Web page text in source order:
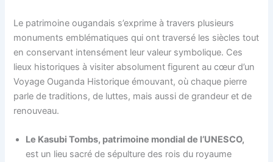
Le patrimoine ougandais s’exprime à travers plusieurs
monuments emblématiques qui ont traversé les siècles tout
en conservant intensément leur valeur symbolique. Ces
lieux historiques à visiter absolument figurent au cœur d’un
Voyage Ouganda Historique émouvant, où chaque pierre
parle de traditions, de luttes, mais aussi de grandeur et de
renouveau.
Le Kasubi Tombs, patrimoine mondial de l’UNESCO,
est un lieu sacré de sépulture des rois du royaume